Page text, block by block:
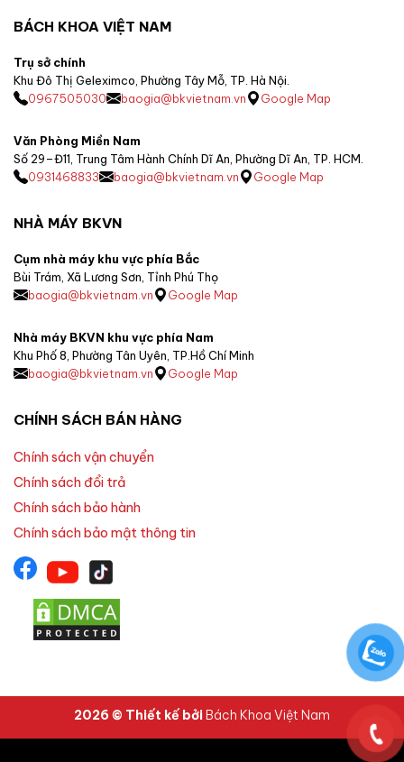
BÁCH KHOA VIỆT NAM
Trụ sở chính
Khu Đô Thị Geleximco, Phường Tây Mỗ, TP. Hà Nội.
0967505030
baogia@bkvietnam.vn Google Map
Văn Phòng Miền Nam
Số 29–Đ11, Trung Tâm Hành Chính Dĩ An, Phường Dĩ An, TP. HCM.
0931468833
baogia@bkvietnam.vn Google Map
NHÀ MÁY BKVN
Cụm nhà máy khu vực phía Bắc
Bùi Trám, Xã Lương Sơn, Tỉnh Phú Thọ
baogia@bkvietnam.vn
Google Map
Nhà máy BKVN khu vực phía Nam
Khu Phố 8, Phường Tân Uyên, TP.Hồ Chí Minh
baogia@bkvietnam.vn
Google Map
CHÍNH SÁCH BÁN HÀNG
Chính sách vận chuyển
Chính sách đổi trả
Chính sách bảo hành
Chính sách bảo mật thông tin
2026 © Thiết kế bởiBách Khoa Việt Nam